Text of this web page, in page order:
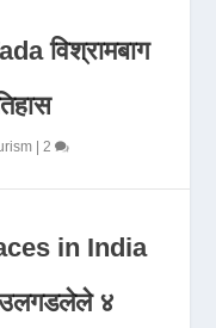
विश्रामबाग
| 2
in India
उलगडलेले ४